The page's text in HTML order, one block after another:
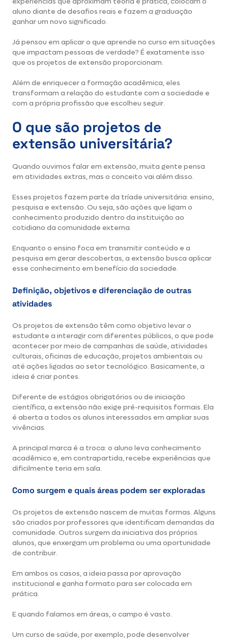
aluno diante de desafios reais e fazem a graduação
ganhar um novo significado.
Já pensou em aplicar o que aprende no curso em situações
que impactam pessoas de verdade? É exatamente isso
que os projetos de extensão proporcionam.
Além de enriquecer a formação acadêmica, eles
transformam a relação do estudante com a sociedade e
com a própria profissão que escolheu seguir.
O que são projetos de
extensão universitária?
Quando ouvimos falar em extensão, muita gente pensa
em atividades extras, mas o conceito vai além disso.
Esses projetos fazem parte da tríade universitária: ensino,
pesquisa e extensão. Ou seja, são ações que ligam o
conhecimento produzido dentro da instituição ao
cotidiano da comunidade externa.
Enquanto o ensino foca em transmitir conteúdo e a
pesquisa em gerar descobertas, a extensão busca aplicar
esse conhecimento em benefício da sociedade.
Definição, objetivos e diferenciação de outras
atividades
Os projetos de extensão têm como objetivo levar o
estudante a interagir com diferentes públicos, o que pode
acontecer por meio de campanhas de saúde, atividades
culturais, oficinas de educação, projetos ambientais ou
até ações ligadas ao setor tecnológico. Basicamente, a
ideia é criar pontes.
Diferente de estágios obrigatórios ou de iniciação
científica, a extensão não exige pré-requisitos formais. Ela
é aberta a todos os alunos interessados em ampliar suas
vivências.
A principal marca é a troca: o aluno leva conhecimento
acadêmico e, em contrapartida, recebe experiências que
dificilmente teria em sala.
Como surgem e quais áreas podem ser exploradas
Os projetos de extensão nascem de muitas formas. Alguns
são criados por professores que identificam demandas da
comunidade. Outros surgem da iniciativa dos próprios
alunos, que enxergam um problema ou uma oportunidade
de contribuir.
Em ambos os casos, a ideia passa por aprovação
institucional e ganha formato para ser colocada em
prática.
E quando falamos em áreas, o campo é vasto.
Um curso de saúde, por exemplo, pode desenvolver